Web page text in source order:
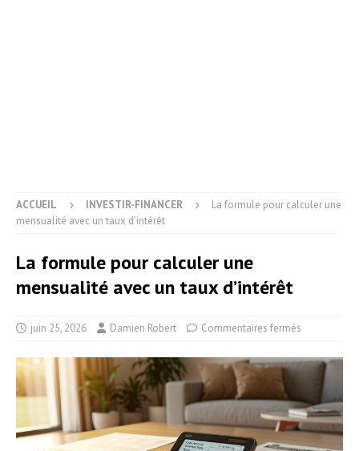
ACCUEIL INVESTIR-FINANCER
La formule pour calculer une
mensualité avec un taux d’intérêt
La formule pour calculer une
mensualité avec un taux d’intérêt
juin 25, 2026 Damien Robert Commentaires fermés